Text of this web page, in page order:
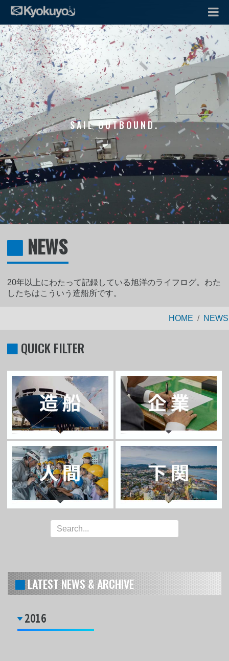
SAIL OUTBOUND.
NEWS
20年以上にわたって記録している旭洋のライフログ。わた
したちはこういう造船所です。
HOME NEWS
QUICK FILTER
LATEST NEWS & ARCHIVE
2016